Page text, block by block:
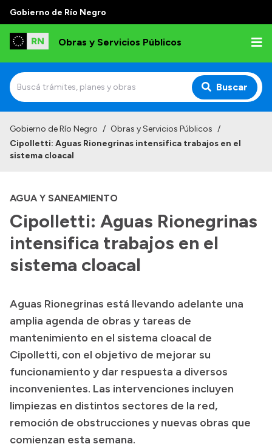
Gobierno de Río Negro
Obras y Servicios Públicos
Buscar
Institucional
Autoridades
Delegaciones
Normativa
Consejo de Obras Públicas
Transparencia
Presupuesto
Boletín Oficial
Compras y licitaciones
Consulta de expedientes
Consulta de pago a proveedores
Gobierno de Río Negro / Obras y Servicios Públicos /
Cipolletti: Aguas Rionegrinas intensifica trabajos en el
sistema cloacal
AGUA Y SANEAMIENTO
Cipolletti: Aguas Rionegrinas
intensifica trabajos en el
sistema cloacal
Aguas Rionegrinas está llevando adelante una
amplia agenda de obras y tareas de
mantenimiento en el sistema cloacal de
Cipolletti, con el objetivo de mejorar su
funcionamiento y dar respuesta a diversos
inconvenientes. Las intervenciones incluyen
limpiezas en distintos sectores de la red,
remoción de obstrucciones y nuevas obras que
comienzan esta semana.